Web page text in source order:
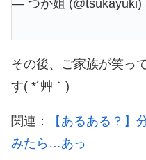
— つか姐 (@tsukayuki)
その後、ご家族が笑っ
す( *´艸｀)
関連：
【あるある？】
みたら…あっ